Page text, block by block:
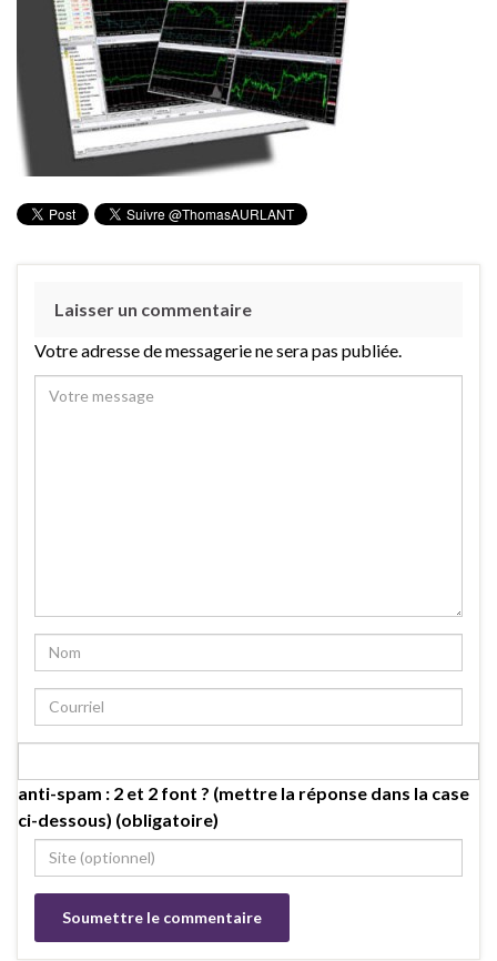
Laisser un commentaire
Votre adresse de messagerie ne sera pas publiée.
anti-spam : 2 et 2 font ? (mettre la réponse dans la case
ci-dessous) (obligatoire)